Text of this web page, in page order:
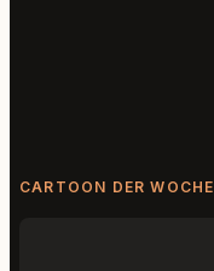
CARTOON DER WOCHE